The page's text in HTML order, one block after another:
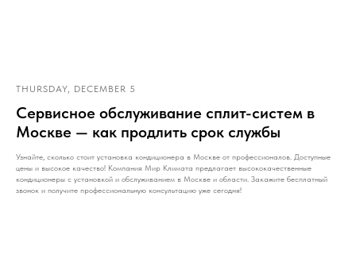
THURSDAY, DECEMBER 5
Сервисное обслуживание сплит-систем в
Москве — как продлить срок службы
Узнайте, сколько стоит установка кондиционера в Москве от профессионалов. Доступные
цены и высокое качество! Компания Мир Климата предлагает высококачественные
кондиционеры с установкой и обслуживанием в Москве и области. Закажите бесплатный
звонок и получите профессиональную консультацию уже сегодня!